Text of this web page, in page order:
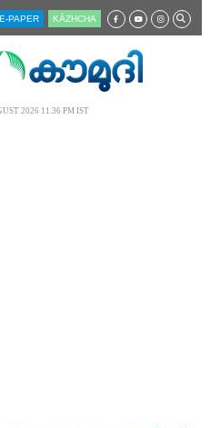
E-PAPER KĀZHCHA
2026 11.36 PM IST